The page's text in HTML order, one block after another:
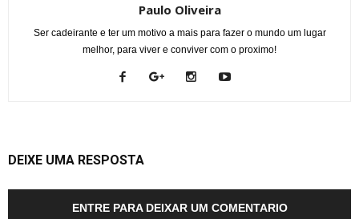
Paulo Oliveira
Ser cadeirante e ter um motivo a mais para fazer o mundo um lugar
melhor, para viver e conviver com o proximo!
DEIXE UMA RESPOSTA
ENTRE PARA DEIXAR UM COMENTARIO